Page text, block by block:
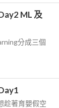
ML 及
分成三個
趁著育嬰假空